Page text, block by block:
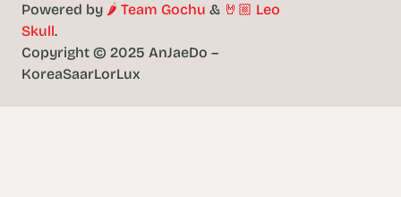
Copyright © 2025 AnJaeDo –
KoreaSaarLorLux
Powered by 🌶️ Team Gochu & 🤘🏼 Leo
Skull.